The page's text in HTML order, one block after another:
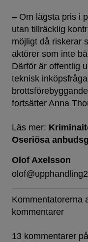
– Om lägsta pris i
utan tillräcklig
möjligt då riskerar
aktörer som inte
Därför är offentlig
teknisk
fortsätter Anna
Läs mer:
Oseriösa
Olof Axelsson
Kommentatorerna
kommentarer
13 kommentarer